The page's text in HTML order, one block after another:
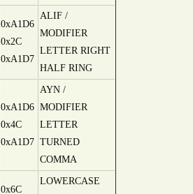
0xA1D6
0x2C
0xA1D7
ALIF /
MODIFIER
LETTER RIGHT
HALF RING
0xA1D6
0x4C
0xA1D7
AYN /
MODIFIER
LETTER
TURNED
COMMA
0x6C
LOWERCASE